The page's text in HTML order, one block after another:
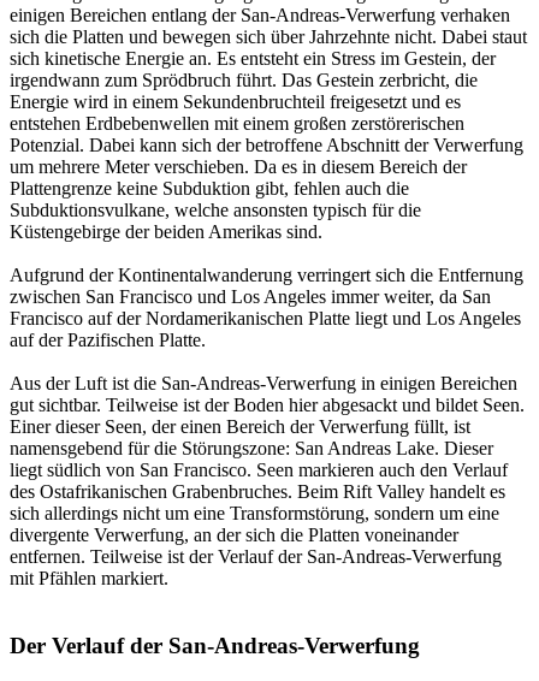
einigen Bereichen entlang der San-Andreas-Verwerfung verhaken
sich die Platten und bewegen sich über Jahrzehnte nicht. Dabei staut
sich kinetische Energie an. Es entsteht ein Stress im Gestein, der
irgendwann zum Sprödbruch führt. Das Gestein zerbricht, die
Energie wird in einem Sekundenbruchteil freigesetzt und es
entstehen Erdbebenwellen mit einem großen zerstörerischen
Potenzial. Dabei kann sich der betroffene Abschnitt der Verwerfung
um mehrere Meter verschieben. Da es in diesem Bereich der
Plattengrenze keine Subduktion gibt, fehlen auch die
Subduktionsvulkane, welche ansonsten typisch für die
Küstengebirge der beiden Amerikas sind.
Aufgrund der Kontinentalwanderung verringert sich die Entfernung
zwischen San Francisco und Los Angeles immer weiter, da San
Francisco auf der Nordamerikanischen Platte liegt und Los Angeles
auf der Pazifischen Platte.
Aus der Luft ist die San-Andreas-Verwerfung in einigen Bereichen
gut sichtbar. Teilweise ist der Boden hier abgesackt und bildet Seen.
Einer dieser Seen, der einen Bereich der Verwerfung füllt, ist
namensgebend für die Störungszone: San Andreas Lake. Dieser
liegt südlich von San Francisco. Seen markieren auch den Verlauf
des Ostafrikanischen Grabenbruches. Beim Rift Valley handelt es
sich allerdings nicht um eine Transformstörung, sondern um eine
divergente Verwerfung, an der sich die Platten voneinander
entfernen. Teilweise ist der Verlauf der San-Andreas-Verwerfung
mit Pfählen markiert.
Der Verlauf der San-Andreas-Verwerfung